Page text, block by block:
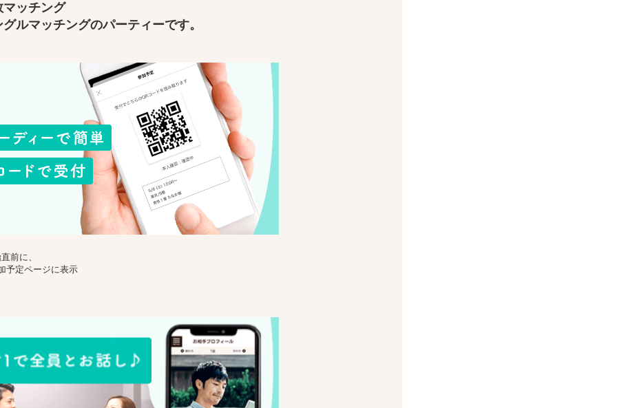
ッチング
ルマッチングのパーティーです。
前に、
予定ページに表示